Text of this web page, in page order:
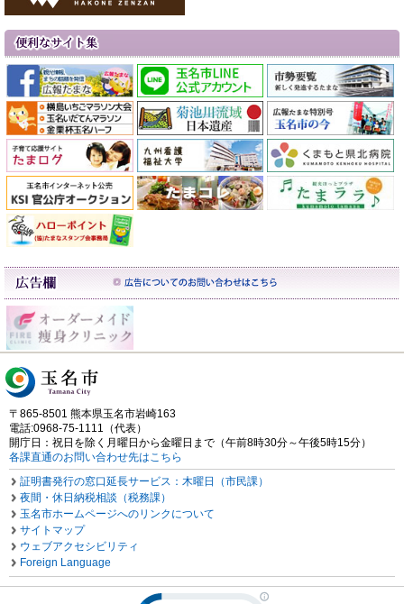
〒865-8501 熊本県玉名市岩崎163
電話:0968-75-1111（代表）
開庁日：祝日を除く月曜日から金曜日まで（午前8時30分～午後5時15分）
各課直通のお問い合わせ先はこちら
証明書発行の窓口延長サービス：木曜日（市民課）
夜間・休日納税相談（税務課）
玉名市ホームページへのリンクについて
サイトマップ
ウェブアクセシビリティ
Foreign Language